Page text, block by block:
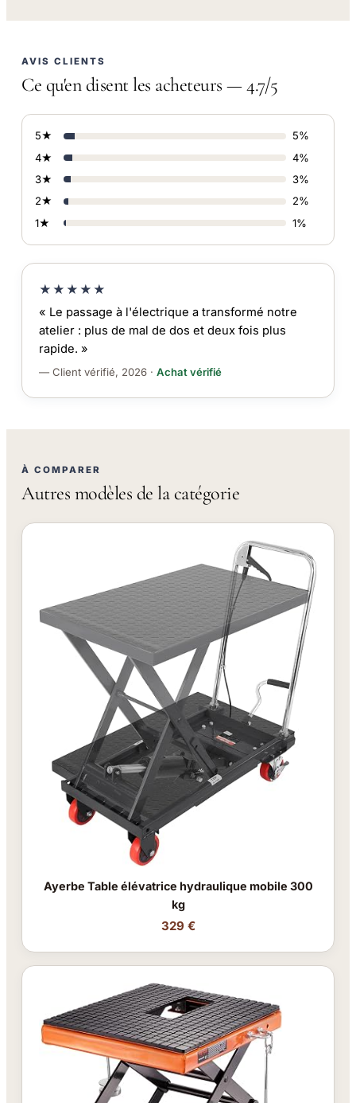
AVIS CLIENTS
Ce qu'en disent les acheteurs — 4.7/5
5★
5%
4★
4%
3★
3%
2★
2%
1★
1%
★★★★★
« Le passage à l'électrique a transformé notre
atelier : plus de mal de dos et deux fois plus
rapide. »
— Client vérifié, 2026 · Achat vérifié
À COMPARER
Autres modèles de la catégorie
Ayerbe Table élévatrice hydraulique mobile 300
kg
329 €